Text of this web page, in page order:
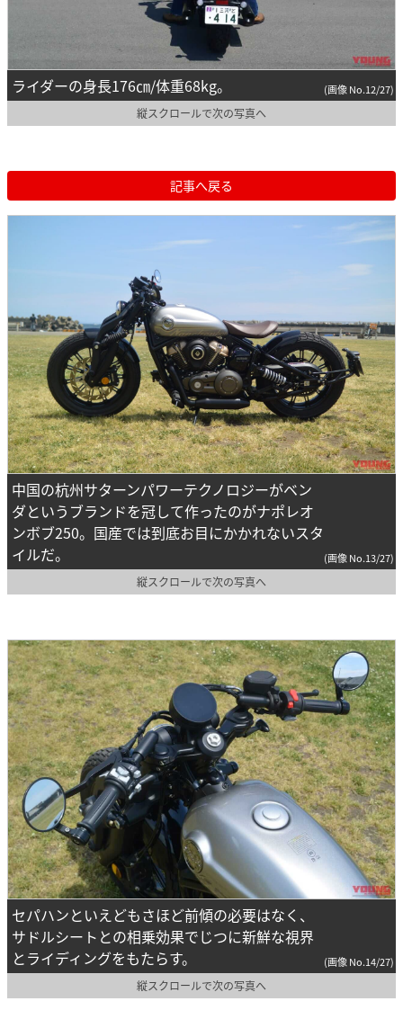
ライダーの身長176㎝/体重68kg。 (画像 No.12/27)
縦スクロールで次の写真へ
記事へ戻る
中国の杭州サターンパワーテクノロジーがベン
ダというブランドを冠して作ったのがナポレオ
ンボブ250。国産では到底お目にかかれないスタ
イルだ。
(画像 No.13/27)
縦スクロールで次の写真へ
セパハンといえどもさほど前傾の必要はなく、
サドルシートとの相乗効果でじつに新鮮な視界
とライディングをもたらす。
(画像 No.14/27)
縦スクロールで次の写真へ